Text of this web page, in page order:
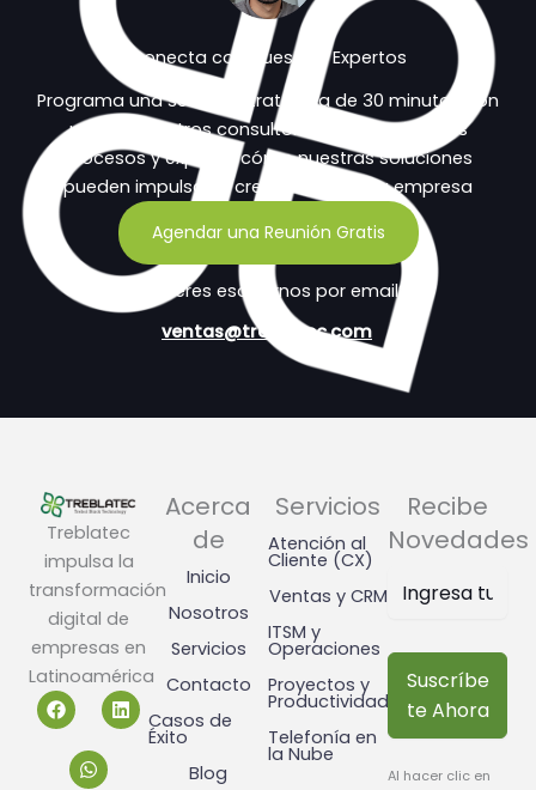
Conecta con Nuestros Expertos
Programa una sesión estratégica de 30 minutos con
uno de nuestros consultores para evaluar tus
procesos y explorar cómo nuestras soluciones
pueden impulsar el crecimiento de tu empresa
Agendar una Reunión Gratis
¿Prefieres escribirnos por email?
ventas@treblatec.com
Treblatec
impulsa la
transformación
digital de
empresas en
Latinoamérica
F
a
c
L
i
n
W
t
s
Acerca
de
Inicio
Nosotros
Servicios
Contacto
Casos de
Éxito
Blog
Servicios
Atención al
Cliente (CX)
Ventas y CRM
ITSM y
Operaciones
Proyectos y
Productividad
Telefonía en
la Nube
Recibe
Novedades
Suscríbe
te Ahora
Al hacer clic en